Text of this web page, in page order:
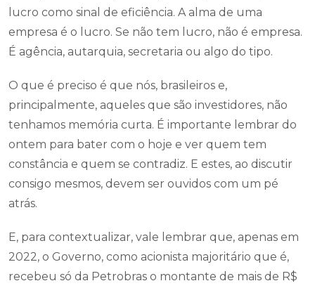
lucro como sinal de eficiência. A alma de uma
empresa é o lucro. Se não tem lucro, não é empresa.
É agência, autarquia, secretaria ou algo do tipo.
O que é preciso é que nós, brasileiros e,
principalmente, aqueles que são investidores, não
tenhamos memória curta. É importante lembrar do
ontem para bater com o hoje e ver quem tem
constância e quem se contradiz. E estes, ao discutir
consigo mesmos, devem ser ouvidos com um pé
atrás.
E, para contextualizar, vale lembrar que, apenas em
2022, o Governo, como acionista majoritário que é,
recebeu só da Petrobras o montante de mais de R$